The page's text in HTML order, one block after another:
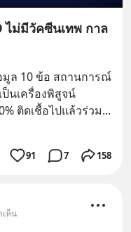
ไม่มีวัคซีนเทพ กาล
มูล 10 ข้อ สถานการณ์
นเครื่องพิสูจน์
ติดเชื้อไปแล้วร่วม
91 7 158
เห็น